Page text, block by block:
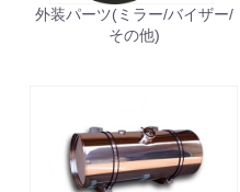
外装パーツ(ミラー/バイザー/
その他)